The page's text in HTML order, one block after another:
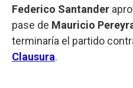
Federico Santander
pase de Mauricio
terminaría el partido
Clausura.